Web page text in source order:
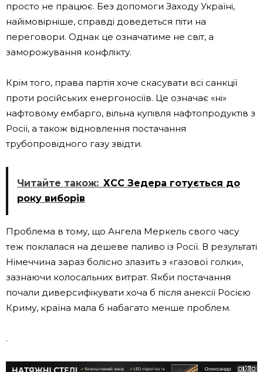
просто не працює. Без допомоги Заходу Україні,
найімовірніше, справді доведеться піти на
переговори. Однак це означатиме не світ, а
заморожування конфлікту.
Крім того, права партія хоче скасувати всі санкції
проти російських енергоносіїв. Це означає «ні»
нафтовому ембарго, вільна купівля нафтопродуктів з
Росії, а також відновлення постачання
трубопровідного газу звідти.
Читайте також: ХСС Зедера готується до
року виборів
Проблема в тому, що Ангела Меркель свого часу
теж поклалася на дешеве паливо із Росії. В результаті
Німеччина зараз болісно злазить з «газової голки»,
зазнаючи колосальних витрат. Якби постачання
почали диверсифікувати хоча б після анексії Росією
Криму, країна мала б набагато менше проблем.
.